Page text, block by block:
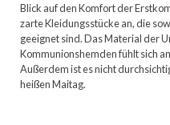
Blick auf den Komfort der
zarte Kleidungsstücke an, die
geeignet sind. Das Material der
Kommunionshemden fühlt sich
Außerdem ist es nicht
heißen Maitag.